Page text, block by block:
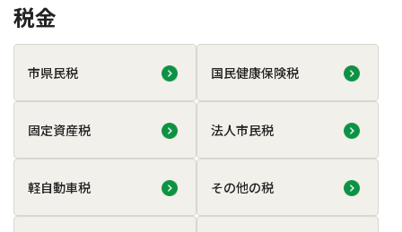
税金
市県民税 国民健康保険税
固定資産税 法人市民税
軽自動車税 その他の税